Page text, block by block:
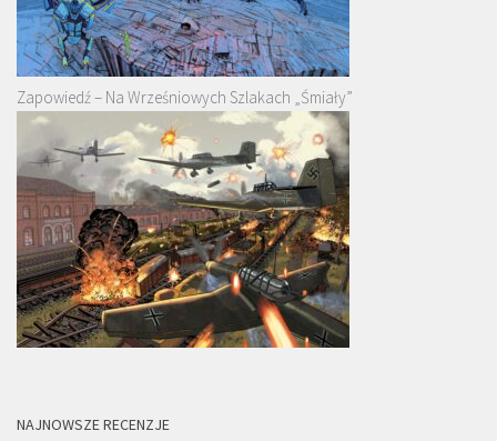
Zapowiedź – Na Wrześniowych Szlakach „Śmiały”
NAJNOWSZE RECENZJE